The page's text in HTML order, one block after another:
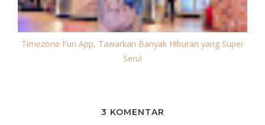
Timezone Fun App, Tawarkan Banyak Hiburan yang Super
Seru!
3 KOMENTAR